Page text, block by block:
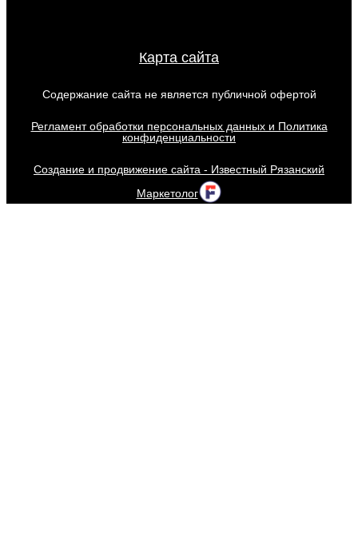
Карта сайта
Содержание сайта не является публичной офертой
Регламент обработки персональных данных и Политика
конфиденциальности
Создание и продвижение сайта - Известный Рязанский
Маркетолог